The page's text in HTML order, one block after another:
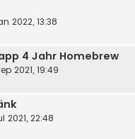
2022, 13:38
4 Jahr Homebrew
2021, 19:49
2021, 22:48